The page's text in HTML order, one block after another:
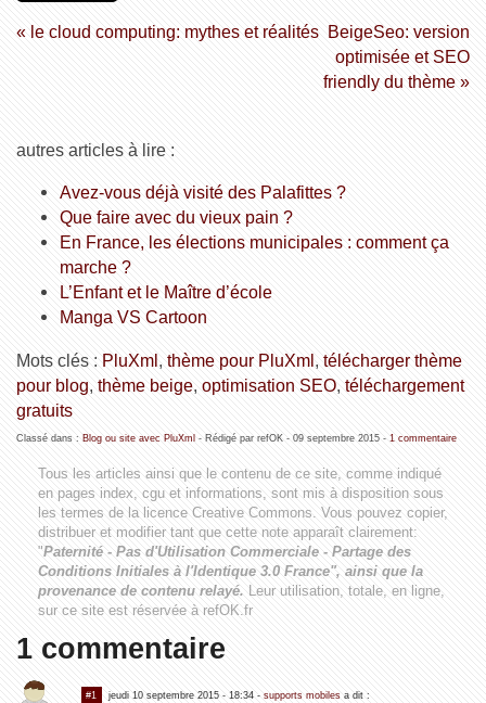
« le cloud computing: mythes et réalités BeigeSeo: version
optimisée et SEO
friendly du thème »
autres articles à lire :
Avez-vous déjà visité des Palafittes ?
Que faire avec du vieux pain ?
En France, les élections municipales : comment ça
marche ?
L’Enfant et le Maître d’école
Manga VS Cartoon
Mots clés : PluXml, thème pour PluXml, télécharger thème
pour blog, thème beige, optimisation SEO, téléchargement
gratuits
Classé dans : Blog ou site avec PluXml - Rédigé par refOK - 09 septembre 2015- 1 commentaire
Tous les articles ainsi que le contenu de ce site, comme indiqué
en pages index, cgu et informations, sont mis à disposition sous
les termes de la licence Creative Commons . Vous pouvez copier,
distribuer et modifier tant que cette note apparaît clairement:
"Paternité - Pas d'Utilisation Commerciale - Partage des
Conditions Initiales à l'Identique 3.0 France", ainsi que la
provenance de contenu relayé. Leur utilisation, totale, en ligne,
sur ce site est réservée à refOK.fr
1 commentaire
#1 jeudi 10 septembre 2015 - 18:34- supports mobilesa dit :